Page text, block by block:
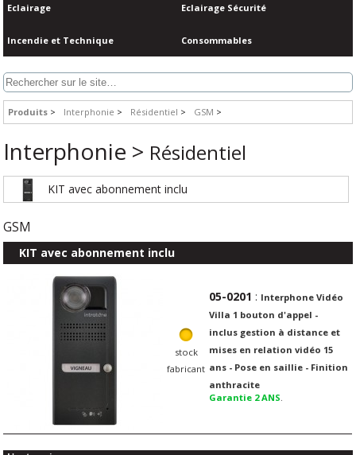
Eclairage Eclairage Sécurité
Incendie et Technique Consommables
Produits Interphonie Résidentiel GSM
Interphonie > Résidentiel
KIT avec abonnement inclu
GSM
KIT avec abonnement inclu
stock
fabricant
05-0201 : Interphone Vidéo
Villa 1 bouton d'appel -
inclus gestion à distance et
mises en relation vidéo 15
ans - Pose en saillie - Finition
anthracite
Garantie 2 ANS